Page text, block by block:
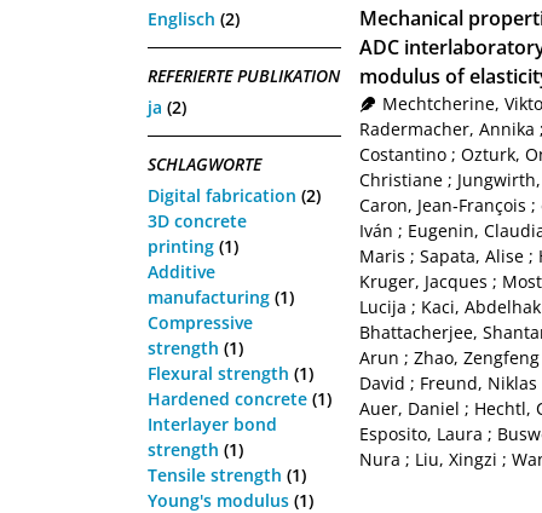
Englisch (2)
REFERIERTE PUBLIKATION
ja (2)
SCHLAGWORTE
Digital fabrication (2)
3D concrete
printing (1)
Additive
manufacturing (1)
Compressive
strength (1)
Flexural strength (1)
Hardened concrete (1)
Interlayer bond
strength (1)
Tensile strength (1)
Young's modulus (1)
Mechanical
ADC
modulus of
Mechtcherine,
Radermacher, Annika
Costantino ; Ozturk,
Christiane ;
Caron, Jean‑François ;
Iván ; Eugenin,
Maris ; Sapata, Alise ;
Kruger, Jacques ;
Lucija ; Kaci, Abdelhak
Bhattacherjee,
Arun ; Zhao, Zengfeng
David ; Freund, Niklas
Auer, Daniel ; Hechtl,
Esposito, Laura ;
Nura ; Liu, Xingzi ;